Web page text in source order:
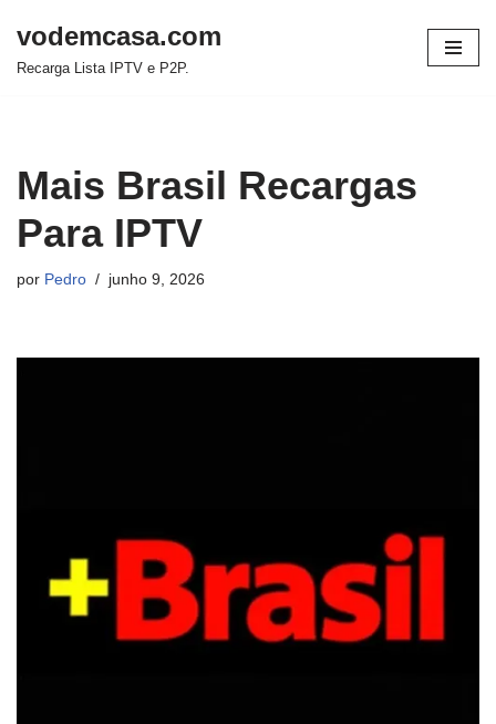
Pular
vodemcasa.com
Recarga Lista IPTV e P2P.
Mais Brasil Recargas
Para IPTV
por Pedro junho 9, 2026